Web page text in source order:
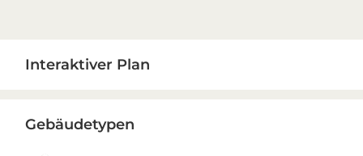
Sidebar
Interaktiver Plan
Gebäudetypen